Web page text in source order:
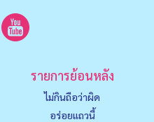
รายการย้อนหลัง
ไม่กินถือว่าผิด
อร่อยแถวนี้